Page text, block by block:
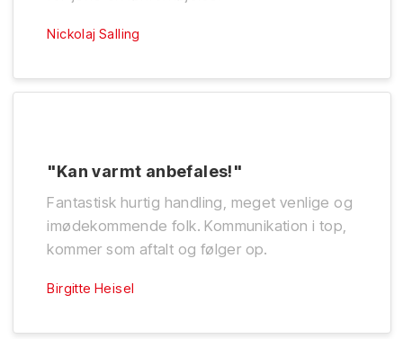
Nickolaj Salling
"Kan varmt anbefales!"
Fantastisk hurtig handling, meget venlige og
imødekommende folk. Kommunikation i top,
kommer som aftalt og følger op.
Birgitte Heisel